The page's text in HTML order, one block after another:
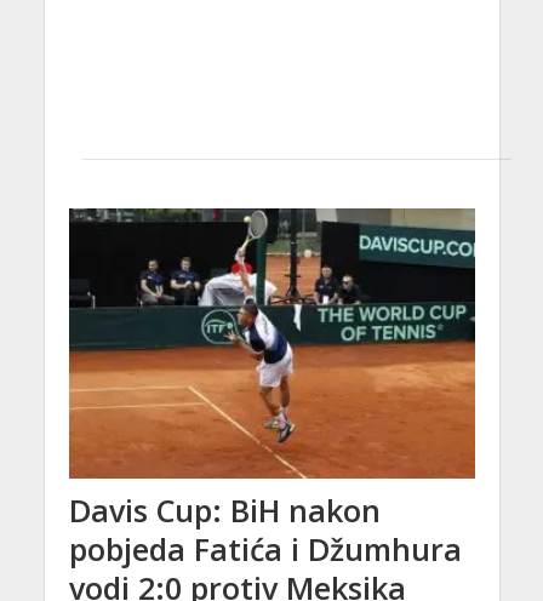
Davis Cup: BiH nakon
pobjeda Fatića i Džumhura
vodi 2:0 protiv Meksika